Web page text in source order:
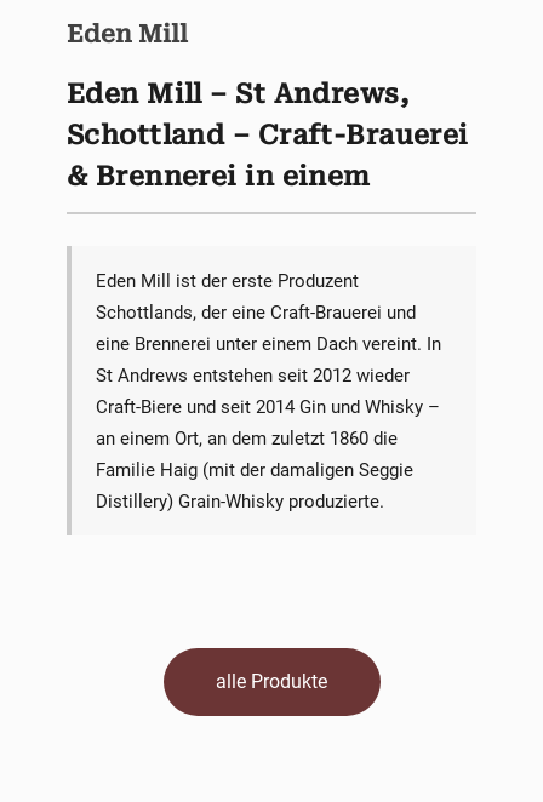
Eden Mill
Eden Mill – St Andrews,
Schottland – Craft-Brauerei
& Brennerei in einem
Eden Mill ist der erste Produzent
Schottlands, der eine Craft-Brauerei und
eine Brennerei unter einem Dach vereint. In
St Andrews entstehen seit 2012 wieder
Craft-Biere und seit 2014 Gin und Whisky –
an einem Ort, an dem zuletzt 1860 die
Familie Haig (mit der damaligen Seggie
Distillery) Grain-Whisky produzierte.
alle Produkte